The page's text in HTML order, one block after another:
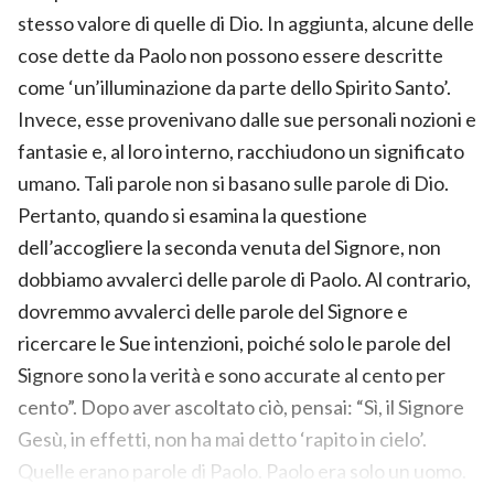
stesso valore di quelle di Dio. In aggiunta, alcune delle
cose dette da Paolo non possono essere descritte
come ‘un’illuminazione da parte dello Spirito Santo’.
Invece, esse provenivano dalle sue personali nozioni e
fantasie e, al loro interno, racchiudono un significato
umano. Tali parole non si basano sulle parole di Dio.
Pertanto, quando si esamina la questione
dell’accogliere la seconda venuta del Signore, non
dobbiamo avvalerci delle parole di Paolo. Al contrario,
dovremmo avvalerci delle parole del Signore e
ricercare le Sue intenzioni, poiché solo le parole del
Signore sono la verità e sono accurate al cento per
cento”. Dopo aver ascoltato ciò, pensai: “Sì, il Signore
Gesù, in effetti, non ha mai detto ‘rapito in cielo’.
Quelle erano parole di Paolo. Paolo era solo un uomo.